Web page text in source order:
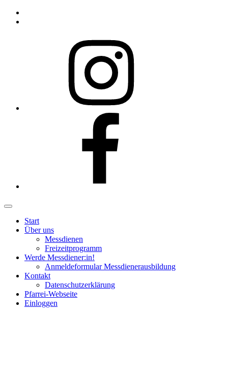
Start
Über uns
Messdienen
Freizeitprogramm
Werde Messdiener:in!
Anmeldeformular Messdienerausbildung
Kontakt
Datenschutzerklärung
Pfarrei-Webseite
Einloggen